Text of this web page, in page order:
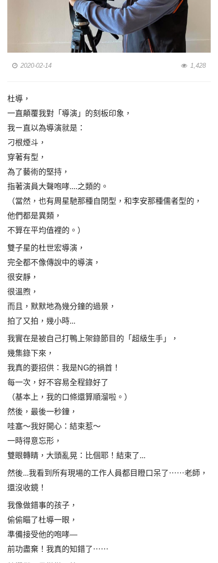
2020-02-14 1,428
杜導，
一直顛覆我對「導演」的刻板印象，
我ㄧ直以為導演就是：
刁根煙斗，
穿著有型，
為了藝術的堅持，
指著演員大聲咆哮....之類的。
（當然，也有周星馳那種自閉型，和李安那種儒者型的，
他們都是異類，
不算在平均值裡的。）
雙子星的杜世宏導演，
完全都不像傳說中的導演，
很安靜，
很溫煦，
而且，默默地為幾分鐘的過景，
拍了又拍，幾小時...
我實在是被自己打鴨上架錄節目的「超級生手」，
幾集錄下來，
我真的要招供：我是NG的禍首！
每一次，好不容易全程錄好了
（基本上，我的口條還算順溜啦。）
然後，最後一秒鐘，
哇塞～我好開心：結束惹～
一時得意忘形，
雙眼轉睛，大頭亂晃：比個耶！結束了...
然後...我看到所有現場的工作人員都目瞪口呆了⋯⋯老師，
還沒收鏡！
我像做錯事的孩子，
偷偷瞄了杜導一眼，
準備接受他的咆哮—
前功盡棄！我真的知錯了⋯⋯